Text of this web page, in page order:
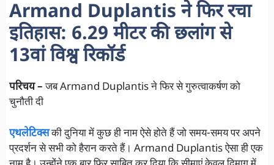
Armand Duplantis ने फिर रचा
इतिहास: 6.29 मीटर की छलांग से
13वां विश्व रिकॉर्ड
परिचय –जब Armand Duplantis ने फिर से गुरुत्वाकर्षण को
चुनौती दी
एथलेटिक्सकी दुनिया में कुछ ही नाम ऐसे होते हैं जो समय-समय पर अपने
प्रदर्शन से सभी को हैरान करते हैं। Armand Duplantis ऐसा ही एक